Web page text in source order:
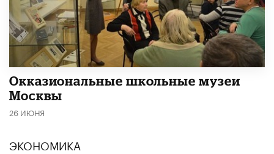
​Окказиональные школьные музеи
Москвы
26 ИЮНЯ
ЭКОНОМИКА